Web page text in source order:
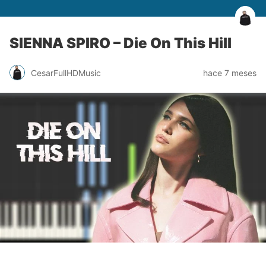
SIENNA SPIRO – Die On This Hill
CesarFullHDMusic hace 7 meses